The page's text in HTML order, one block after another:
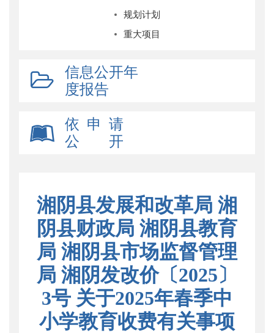
规划计划
重大项目
信息公开年
度报告
依 申 请
公 开
湘阴县发展和改革局 湘
阴县财政局 湘阴县教育
局 湘阴县市场监督管理
局 湘阴发改价〔2025〕
3号 关于2025年春季中
小学教育收费有关事项